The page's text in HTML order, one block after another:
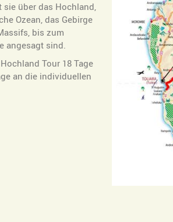
über das Hochland,
Ozean, das Gebirge
bis zum
angesagt sind.
Tour 18 Tage
an die individuellen